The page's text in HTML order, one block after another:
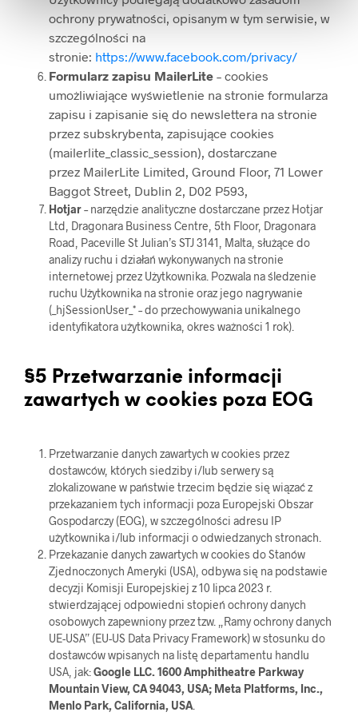
ochrony prywatności, opisanym w tym serwisie, w
szczególności na
stronie: https://www.facebook.com/privacy/
Formularz zapisu MailerLite – cookies
umożliwiające wyświetlenie na stronie formularza
zapisu i zapisanie się do newslettera na stronie
przez subskrybenta, zapisujące cookies
(mailerlite_classic_session), dostarczane
przez MailerLite Limited, Ground Floor, 71 Lower
Baggot Street, Dublin 2, D02 P593,
Hotjar– narzędzie analityczne dostarczane przez Hotjar
Ltd, Dragonara Business Centre, 5th Floor, Dragonara
Road, Paceville St Julian’s STJ 3141, Malta, służące do
analizy ruchu i działań wykonywanych na stronie
internetowej przez Użytkownika. Pozwala na śledzenie
ruchu Użytkownika na stronie oraz jego nagrywanie
(_hjSessionUser_* – do przechowywania unikalnego
identyfikatora użytkownika, okres ważności 1 rok).
§5 Przetwarzanie informacji
zawartych w cookies poza EOG
Przetwarzanie danych zawartych w cookies przez
dostawców, których siedziby i/lub serwery są
zlokalizowane w państwie trzecim będzie się wiązać z
przekazaniem tych informacji poza Europejski Obszar
Gospodarczy (EOG), w szczególności adresu IP
użytkownika i/lub informacji o odwiedzanych stronach.
Przekazanie danych zawartych w cookies do Stanów
Zjednoczonych Ameryki (USA), odbywa się na podstawie
decyzji Komisji Europejskiej z 10 lipca 2023 r.
stwierdzającej odpowiedni stopień ochrony danych
osobowych zapewniony przez tzw. „Ramy ochrony danych
UE-USA” (EU-US Data Privacy Framework) w stosunku do
dostawców wpisanych na listę departamentu handlu
USA, jak:Google LLC. 1600 Amphitheatre Parkway
Mountain View, CA 94043, USA; Meta Platforms, Inc.,
Menlo Park, California, USA.